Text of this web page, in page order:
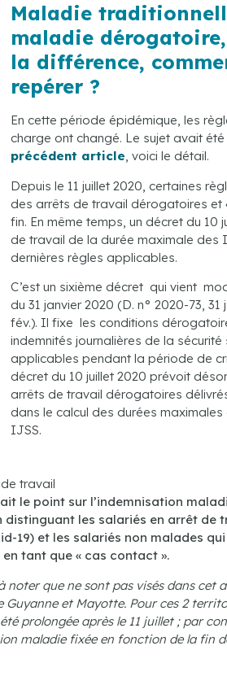
Maladie
maladie
la différence,
repérer ?
En cette période épidémique, les
charge ont changé. Le sujet avait
précédent article, voici le détail.
Depuis le 11 juillet 2020, certaines
des arrêts de travail dérogatoires et
fin. En même temps, un décret du 10
de travail de la durée maximale des
dernières règles applicables.
C’est un sixième décret qui vient
du 31 janvier 2020 (D. n° 2020-73, 31
fév.). Il fixe les conditions
indemnités journalières de la
applicables pendant la période de
décret du 10 juillet 2020 prévoit
arrêts de travail dérogatoires
dans le calcul des durées
IJSS.
le point sur l’indemnisation
distinguant les salariés en arrêt de
19) et les salariés non malades qui
en tant que « cas contact ».
noter que ne sont pas visés dans cet
et Mayotte. Pour ces 2
prolongée après le 11 juillet ; par
maladie fixée en fonction de la fin